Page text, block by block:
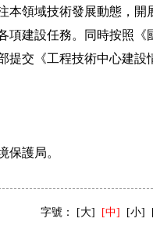
領域技術發展動態，開
項建設任務。同時按照《
交《工程技術中心建設
護局。
字號： [大] [中] [小]